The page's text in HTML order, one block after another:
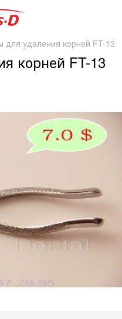
удаления корней FT-13
корней FT-13